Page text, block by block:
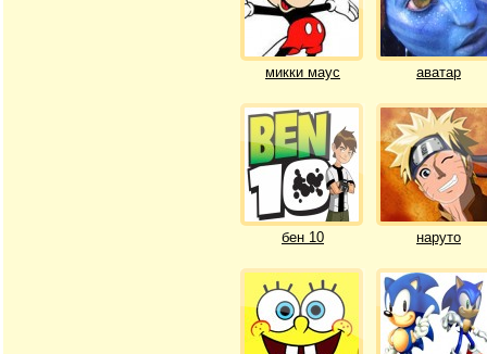
микки маус аватар
бен 10 наруто